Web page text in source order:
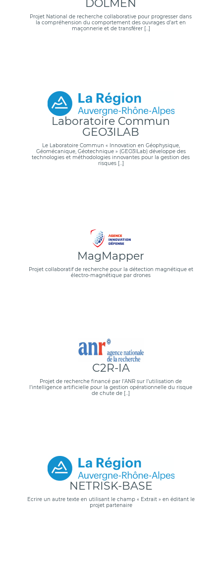
DOLMEN
Projet National de recherche collaborative pour progresser dans
la compréhension du comportement des ouvrages d’art en
maçonnerie et de transférer […]
Laboratoire Commun
GEO3ILAB
Le Laboratoire Commun « Innovation en Géophysique,
Géomécanique, Géotechnique » (GEO3ILab) développe des
technologies et méthodologies innovantes pour la gestion des
risques […]
MagMapper
Projet collaboratif de recherche pour la détection magnétique et
électro-magnétique par drones
C2R-IA
Projet de recherche financé par l’ANR sur l’utilisation de
l’intelligence artificielle pour la gestion opérationnelle du risque
de chute de […]
NETRISK-BASE
Ecrire un autre texte en utilisant le champ « Extrait » en éditant le
projet partenaire